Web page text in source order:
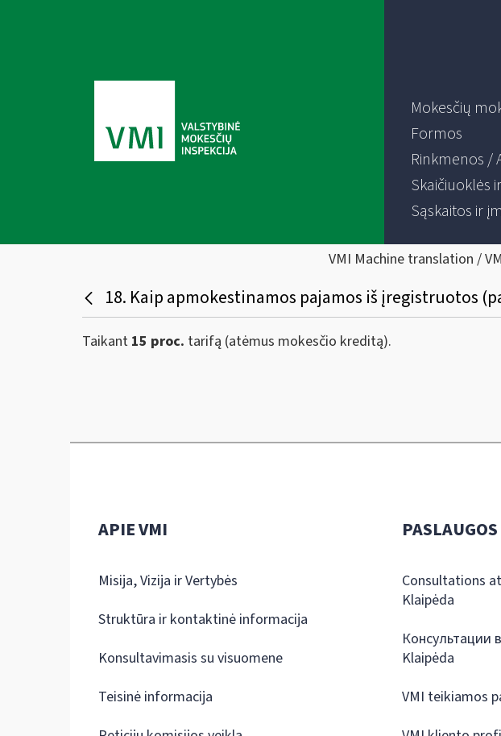
Mokesčių
Formos
Rinkmenos /
Skaičiuoklės
Sąskaitos ir
VMI Machine translation /
18. Kaip apmokestinamos pajamos iš įregistruotos
Taikant 15 proc. tarifą (atėmus mokesčio kreditą).
APIE VMI
Misija, Vizija ir Vertybės
Struktūra ir kontaktinė informacija
Konsultavimasis su visuomene
Teisinė informacija
PASLAUGOS
Consultations
Klaipėda
Консультации
Klaipėda
VMI teikiamos